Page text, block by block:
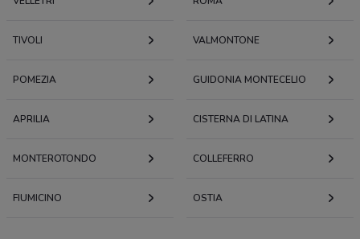
TIVOLI VALMONTONE
POMEZIA GUIDONIA MONTECELIO
APRILIA CISTERNA DI LATINA
MONTEROTONDO COLLEFERRO
FIUMICINO OSTIA